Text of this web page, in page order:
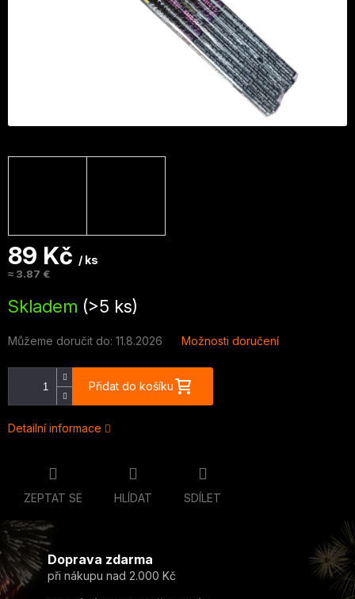
89 Kč / ks
≈ 3.87 €
cena:
Skladem (>5 ks)
Můžeme doručit do: 11.8.2026 Možnosti doručení
Přidat do košíku
Detailní informace
ZEPTAT SE HLÍDAT SDÍLET
Doprava zdarma
při nákupu nad 2.000 Kč